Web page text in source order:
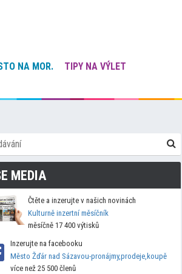
NA MOR.
TIPY NA VÝLET
MEDIA
Čtěte a inzerujte v našich novinách
Kulturně inzertní měsíčník
měsíčně 17 400 výtisků
Inzerujte na facebooku
Město Žďár nad Sázavou-pronájmy,prodeje,koupě
více než 25 500 členů